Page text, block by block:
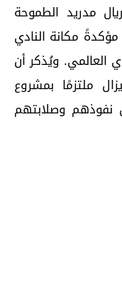
مدريد الطموحة
مكانة النادي
العالمي. ويُذكر أن
ملتزمًا بمشروع
نفوذهم وصلابتهم